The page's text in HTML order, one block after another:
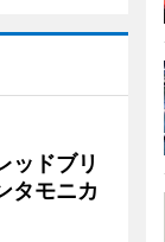
ッドブリ
タモニカ